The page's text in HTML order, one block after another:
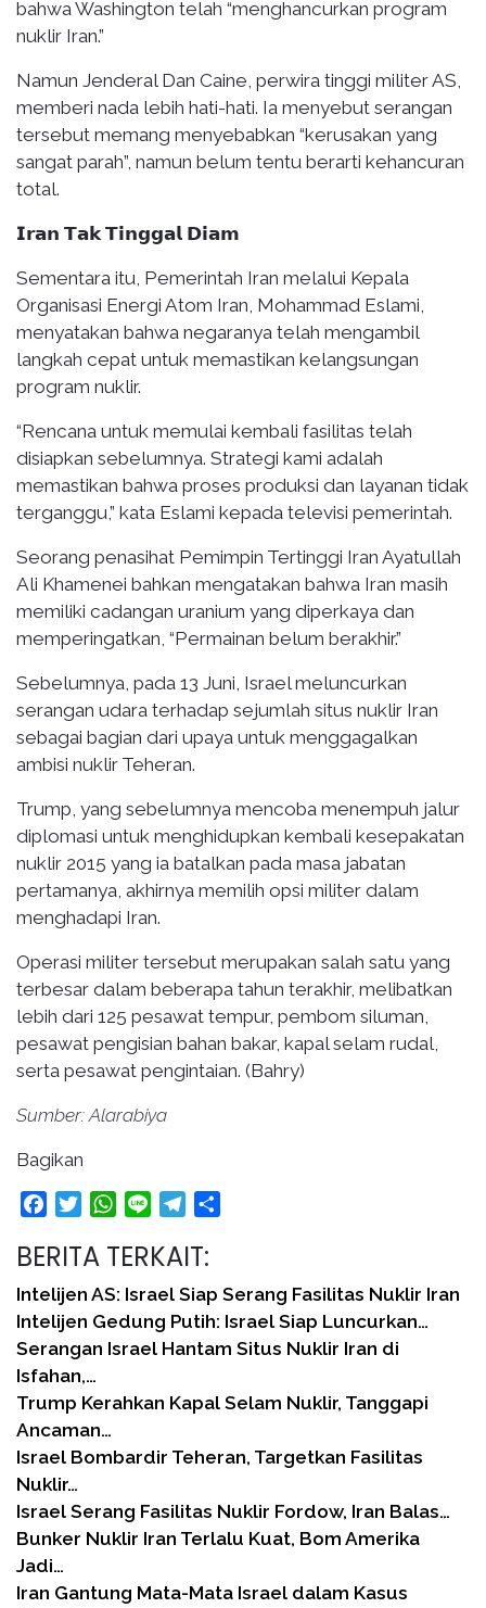
bahwa Washington telah “menghancurkan program
nuklir Iran.”
Namun Jenderal Dan Caine, perwira tinggi militer AS,
memberi nada lebih hati-hati. Ia menyebut serangan
tersebut memang menyebabkan “kerusakan yang
sangat parah”, namun belum tentu berarti kehancuran
total.
𝗜𝗿𝗮𝗻 𝗧𝗮𝗸 𝗧𝗶𝗻𝗴𝗴𝗮𝗹 𝗗𝗶𝗮𝗺
Sementara itu, Pemerintah Iran melalui Kepala
Organisasi Energi Atom Iran, Mohammad Eslami,
menyatakan bahwa negaranya telah mengambil
langkah cepat untuk memastikan kelangsungan
program nuklir.
“Rencana untuk memulai kembali fasilitas telah
disiapkan sebelumnya. Strategi kami adalah
memastikan bahwa proses produksi dan layanan tidak
terganggu,” kata Eslami kepada televisi pemerintah.
Seorang penasihat Pemimpin Tertinggi Iran Ayatullah
Ali Khamenei bahkan mengatakan bahwa Iran masih
memiliki cadangan uranium yang diperkaya dan
memperingatkan, “Permainan belum berakhir.”
Sebelumnya, pada 13 Juni, Israel meluncurkan
serangan udara terhadap sejumlah situs nuklir Iran
sebagai bagian dari upaya untuk menggagalkan
ambisi nuklir Teheran.
Trump, yang sebelumnya mencoba menempuh jalur
diplomasi untuk menghidupkan kembali kesepakatan
nuklir 2015 yang ia batalkan pada masa jabatan
pertamanya, akhirnya memilih opsi militer dalam
menghadapi Iran.
Operasi militer tersebut merupakan salah satu yang
terbesar dalam beberapa tahun terakhir, melibatkan
lebih dari 125 pesawat tempur, pembom siluman,
pesawat pengisian bahan bakar, kapal selam rudal,
serta pesawat pengintaian. (Bahry)
Sumber: Alarabiya
Bagikan
FacebookTwitterWhatsApp
Line Telegram
BERITA TERKAIT:
Intelijen AS: Israel Siap Serang Fasilitas Nuklir Iran
Intelijen Gedung Putih: Israel Siap Luncurkan…
Serangan Israel Hantam Situs Nuklir Iran di
Isfahan,…
Trump Kerahkan Kapal Selam Nuklir, Tanggapi
Ancaman…
Israel Bombardir Teheran, Targetkan Fasilitas
Nuklir…
Israel Serang Fasilitas Nuklir Fordow, Iran Balas…
Bunker Nuklir Iran Terlalu Kuat, Bom Amerika
Jadi…
Iran Gantung Mata-Mata Israel dalam Kasus